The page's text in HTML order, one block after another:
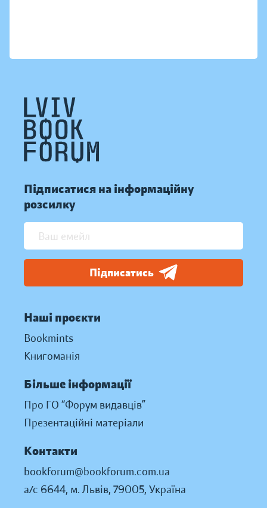
Підписатися на інформаційну
розсилку
Підписатись
Наші проєкти
Bookmints
Книгоманія
Більше інформації
Про ГО “Форум видавців”
Презентаційні матеріали
Контакти
bookforum@bookforum.com.ua
а/с 6644, м. Львів, 79005, Україна